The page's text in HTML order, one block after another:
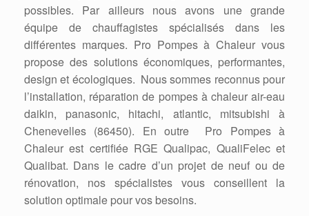
possibles. Par ailleurs nous avons une grande
équipe de chauffagistes spécialisés dans les
différentes marques. Pro Pompes à Chaleur vous
propose des solutions économiques, performantes,
design et écologiques. Nous sommes reconnus pour
l’installation, réparation de pompes à chaleur air-eau
daikin, panasonic, hitachi, atlantic, mitsubishi à
Chenevelles (86450). En outre Pro Pompes à
Chaleur est certifiée RGE Qualipac, QualiFelec et
Qualibat. Dans le cadre d’un projet de neuf ou de
rénovation, nos spécialistes vous conseillent la
solution optimale pour vos besoins.